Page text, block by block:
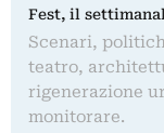
Fest, il
Scenari,
teatro,
rigenerazione
monitorare.